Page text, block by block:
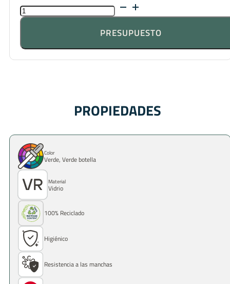
VIVACE
BARI
PRESUPUESTO
PROPIEDADES
Color
Verde, Verde botella
Material
Vidrio
100% Reciclado
Higiénico
Resistencia a las manchas